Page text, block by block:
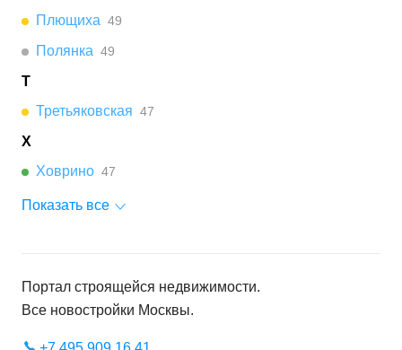
Плющиха 49
Полянка 49
Т
Третьяковская 47
Х
Ховрино 47
Показать все
Портал строящейся недвижимости.
Все новостройки Москвы.